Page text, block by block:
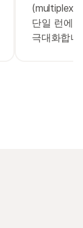
단일 런에
극대화합니